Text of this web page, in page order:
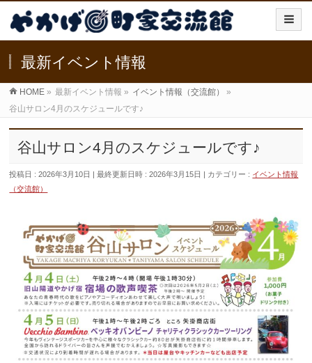
最新イベント情報
HOME » 最新イベント情報 » イベント情報（交流館）
»
谷山サロン4月のスケジュールです♪
谷山サロン4月のスケジュールです♪
投稿日 : 2026年3月10日 最終更新日時 : 2026年3月15日 カテゴリー : イベント情報
（交流館）